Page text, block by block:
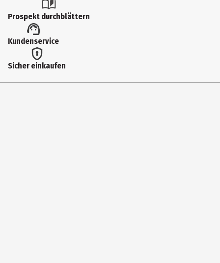
Natives Olivenöl extra, Genueser Basilikum 23 %, CASHEWKERNE,
Sonnenblumenol, Salz Parmigiano Reggiano, Käse, (KUHMILCH, Salz,
Lab), PINIENKERNE, Säureregulator: Citronensäure,
Antioxidationsmittel: Ascorbinsäure,
Konservierungsstoff:Kaliumsorbat.
Prospekt durchblättern
Kundenservice
Sicher einkaufen